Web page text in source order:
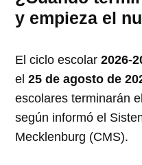
y empieza el
El ciclo escolar2026-
el25 de agosto de
escolares terminarán
según informó el
Mecklenburg (CMS).